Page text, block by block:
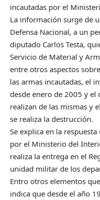
incautadas por el
La información surge de
Defensa Nacional, a un
diputado Carlos Testa,
Servicio de Material y
entre otros aspectos
las armas incautadas, el
desde enero de 2005 y
realizan de las mismas y
se realiza la destrucción.
Se explica en la
por el Ministerio del
realiza la entrega en el
unidad militar de los
Entro otros elementos
indica que desde el año